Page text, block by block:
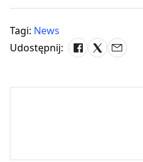
Tagi: News
Udostępnij: